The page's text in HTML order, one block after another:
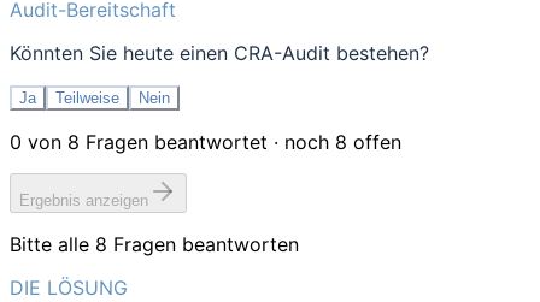
Audit-Bereitschaft
Könnten Sie heute einen CRA-Audit bestehen?
Ja Teilweise Nein
0 von 8 Fragen beantwortet · noch 8 offen
Ergebnis anzeigen
Bitte alle 8 Fragen beantworten
DIE LÖSUNG